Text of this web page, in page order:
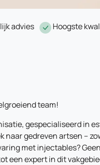
advies Hoogste
team!
gespecialiseerd in
naar gedreven artsen –
met injectables?
een expert in dit